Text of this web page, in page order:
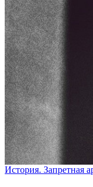
История. Запретная